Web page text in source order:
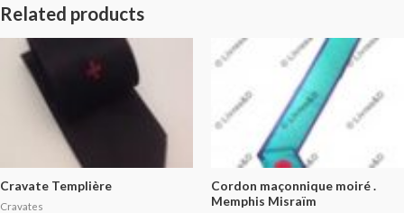
Related products
Cravate Templière
Cravates
Cordon maçonnique moiré .
Memphis Misraïm